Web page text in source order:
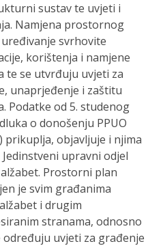
sustav te uvjeti i
Namjena prostornog
svrhovite
korištenja i namjene
te se utvrđuju uvjeti za
unaprjeđenje i zaštitu
Podatke od 5. studenog
o donošenju PPUO
prikuplja, objavljuje i njima
upravni odjel
Prostorni plan
je svim građanima
i drugim
stranama, odnosno
određuju uvjeti za građenje